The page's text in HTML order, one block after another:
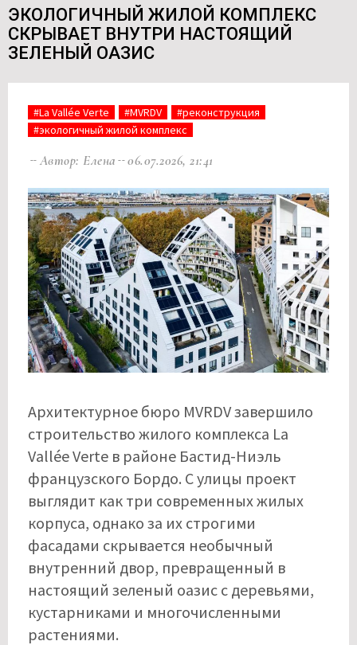
ЭКОЛОГИЧНЫЙ ЖИЛОЙ КОМПЛЕКС
СКРЫВАЕТ ВНУТРИ НАСТОЯЩИЙ
ЗЕЛЕНЫЙ ОАЗИС
#La Vallée Verte #MVRDV
#реконструкция
#экологичный жилой комплекс
Автор: Елена 06.07.2026, 21:41
Архитектурное бюро MVRDV завершило
строительство жилого комплекса La
Vallée Verte в районе Бастид-Ниэль
французского Бордо. С улицы проект
выглядит как три современных жилых
корпуса, однако за их строгими
фасадами скрывается необычный
внутренний двор, превращенный в
настоящий зеленый оазис с деревьями,
кустарниками и многочисленными
растениями.